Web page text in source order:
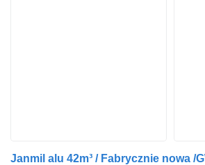
Janmil alu 42m³ / Fabrycznie nowa /